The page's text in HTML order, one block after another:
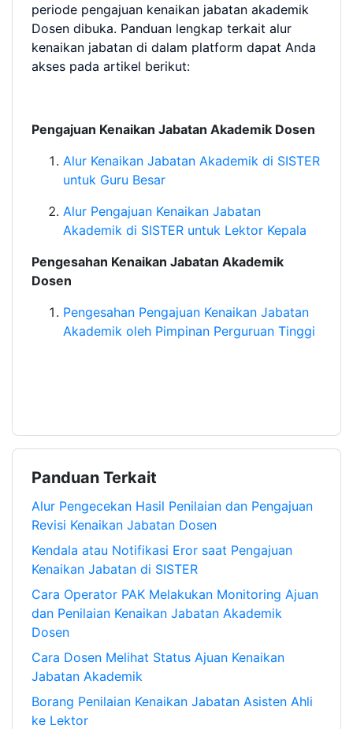
periode pengajuan kenaikan jabatan akademik
Dosen dibuka. Panduan lengkap terkait alur
kenaikan jabatan di dalam platform dapat Anda
akses pada artikel berikut:
Pengajuan Kenaikan Jabatan Akademik Dosen
Alur Kenaikan Jabatan Akademik di SISTER
untuk Guru Besar
Alur Pengajuan Kenaikan Jabatan
Akademik di SISTER untuk Lektor Kepala
Pengesahan Kenaikan Jabatan Akademik
Dosen
Pengesahan Pengajuan Kenaikan Jabatan
Akademik oleh Pimpinan Perguruan Tinggi
Panduan Terkait
Alur Pengecekan Hasil Penilaian dan Pengajuan
Revisi Kenaikan Jabatan Dosen
Kendala atau Notifikasi Eror saat Pengajuan
Kenaikan Jabatan di SISTER
Cara Operator PAK Melakukan Monitoring Ajuan
dan Penilaian Kenaikan Jabatan Akademik
Dosen
Cara Dosen Melihat Status Ajuan Kenaikan
Jabatan Akademik
Borang Penilaian Kenaikan Jabatan Asisten Ahli
ke Lektor